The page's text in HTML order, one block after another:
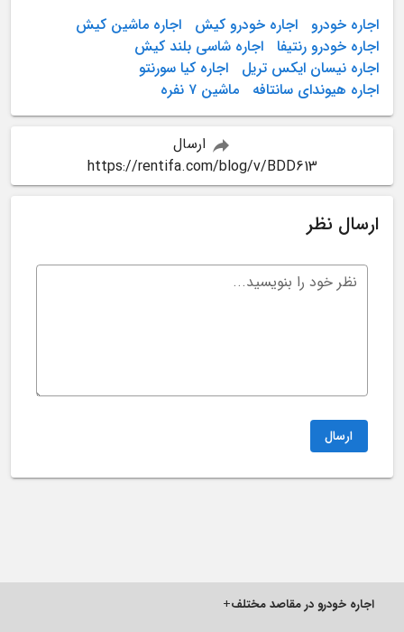
اجاره خودرو
اجاره خودرو کیش
اجاره ماشین کیش
اجاره خودرو رنتیفا اجاره شاسی بلند کیش
اجاره نیسان ایکس تریل
اجاره کیا سورنتو
اجاره هیوندای سانتافه
ماشین ۷ نفره
ارسال
https://rentifa.com/blog/v/BDD613
ارسال نظر
نظر خود را بنویسید...
ارسال
اجاره خودرو در مقاصد مختلف+